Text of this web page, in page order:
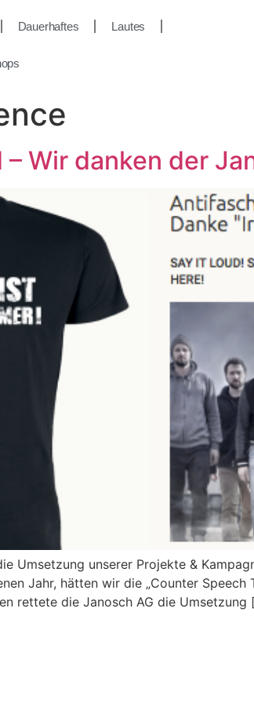
Dauerhaftes Lautes
Wir danken der
Umsetzung unserer Projekte &
Jahr, hätten wir die „Counter Speech
rettete die Janosch AG die Umsetzung